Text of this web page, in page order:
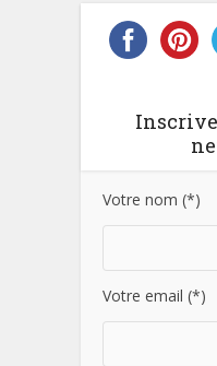
Votre nom (*)
Votre email (*)